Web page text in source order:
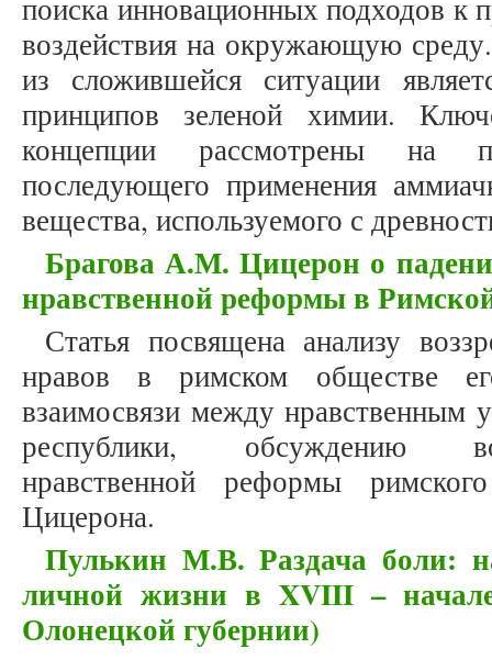
поиска инновационных подходов к
воздействия на окружающую
из сложившейся ситуации
принципов зеленой химии.
концепции рассмотрены на
последующего применения
вещества, используемого с
Брагова А.М. Цицерон о
нравственной реформы в
Статья посвящена анализу
нравов в римском обществе
взаимосвязи между нравственным
республики, обсуждению
нравственной реформы
Цицерона.
Пулькин М.В. Раздача боли:
личной жизни в XVIII –
Олонецкой губернии)